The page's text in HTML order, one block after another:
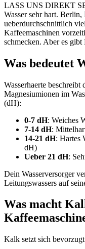
LASS UNS DIREKT
Wasser sehr hart.
ueberdurchschnittlich
Kaffeemaschinen
schmecken. Aber es gibt
Was bedeutet
Wasserhaerte
Magnesiumionen im
(dH):
0-7 dH: Weiches
7-14 dH:
14-21 dH: Hartes
dH)
Ueber 21 dH:
Dein Wasserversorger
Leitungswassers auf
Was macht
Kalk setzt sich